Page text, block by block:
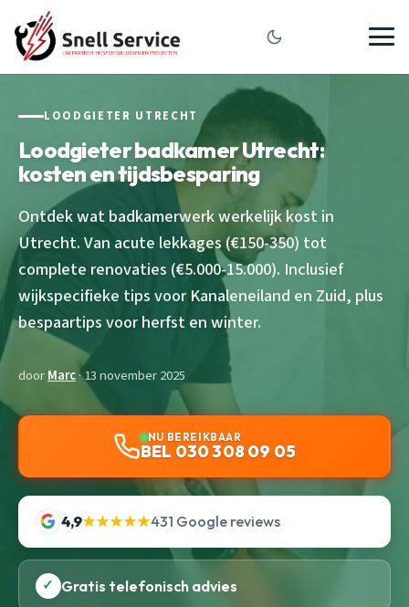
LOODGIETER UTRECHT
Loodgieter badkamer Utrecht:
kosten en tijdsbesparing
Ontdek wat badkamerwerk werkelijk kost in
Utrecht. Van acute lekkages (€150-350) tot
complete renovaties (€5.000-15.000). Inclusief
wijkspecifieke tips voor Kanaleneiland en Zuid, plus
bespaartips voor herfst en winter.
doorMarc· 13 november 2025
NU BEREIKBAAR
BEL 030 308 09 05
4,9★★★★★431 Google reviews
✓ Gratis telefonisch advies